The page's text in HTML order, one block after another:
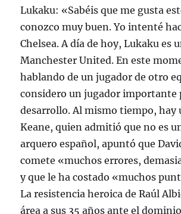
Lukaku: «Sabéis que me gusta
conozco muy buen. Yo intenté
Chelsea. A día de hoy, Lukaku es
Manchester United. En este
hablando de un jugador de otro
considero un jugador importante
desarrollo. Al mismo tiempo, hay
Keane, quien admitió que no es
arquero español, apuntó que
comete «muchos errores,
y que le ha costado «muchos
La resistencia heroica de Raúl
área a sus 35 años ante el